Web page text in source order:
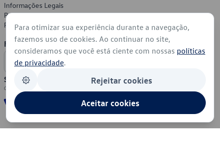
Informações Legais
Política de Privacidade
Política de Cookies
Formas de Pagamento
Segurança
Para otimizar sua experiência durante a navegação,
fazemos uso de cookies. Ao continuar no site,
consideramos que você está ciente com nossas políticas
de privacidade.
Rejeitar cookies
Aceitar cookies